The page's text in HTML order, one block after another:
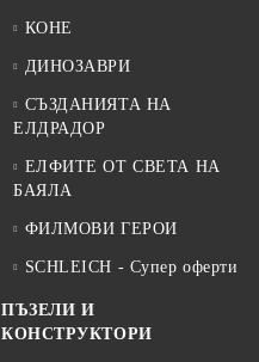
КОНЕ
ДИНОЗАВРИ
СЪЗДАНИЯТА НА
ЕЛДРАДОР
ЕЛФИТЕ ОТ СВЕТА НА
БАЯЛА
ФИЛМОВИ ГЕРОИ
SCHLEICH - Супер оферти
ПЪЗЕЛИ И
КОНСТРУКТОРИ